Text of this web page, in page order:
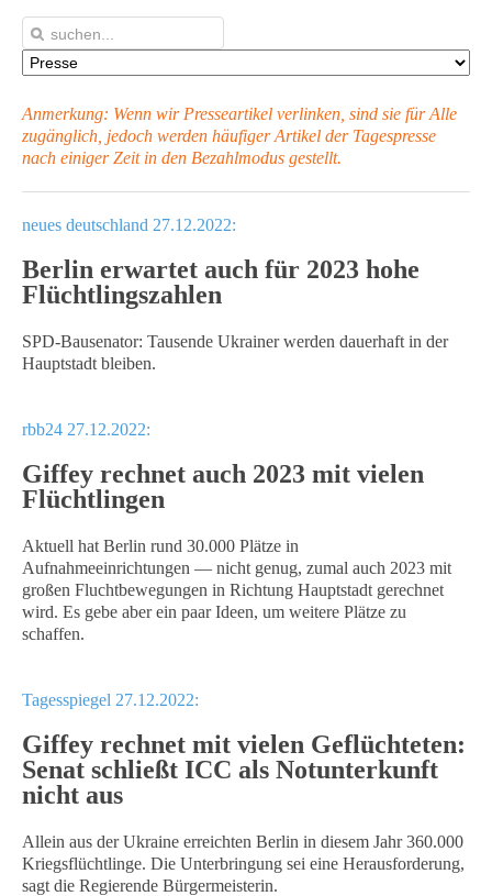
Anmerkung: Wenn wir Presseartikel verlinken, sind sie für Alle
zugänglich, jedoch werden häufiger Artikel der Tagespresse
nach einiger Zeit in den Bezahlmodus gestellt.
neues deutschland 27.12.2022:
Berlin erwartet auch für 2023 hohe
Flüchtlingszahlen
SPD-Bausenator: Tausende Ukrainer werden dauerhaft in der
Hauptstadt bleiben.
rbb24 27.12.2022:
Giffey rechnet auch 2023 mit vielen
Flüchtlingen
Aktuell hat Berlin rund 30.000 Plätze in
Aufnahmeeinrichtungen — nicht genug, zumal auch 2023 mit
großen Fluchtbewegungen in Richtung Hauptstadt gerechnet
wird. Es gebe aber ein paar Ideen, um weitere Plätze zu
schaffen.
Tagesspiegel 27.12.2022:
Giffey rechnet mit vielen Geflüchteten:
Senat schließt ICC als Notunterkunft
nicht aus
Allein aus der Ukraine erreichten Berlin in diesem Jahr 360.000
Kriegsflüchtlinge. Die Unterbringung sei eine Herausforderung,
sagt die Regierende Bürgermeisterin.